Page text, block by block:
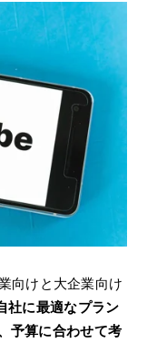
向けと大企業向け
社に最適なプラン
予算に合わせて考